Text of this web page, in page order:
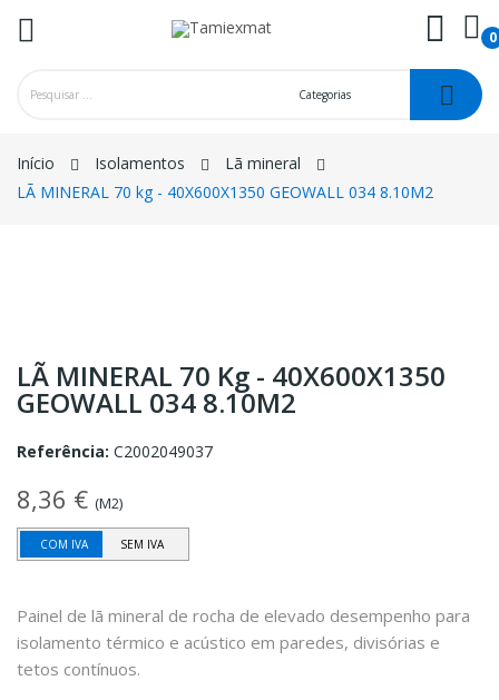
0
Início Isolamentos
Lã mineral
LÃ MINERAL 70 kg - 40X600X1350 GEOWALL 034 8.10M2
LÃ MINERAL 70 Kg - 40X600X1350
GEOWALL 034 8.10M2
Referência: C2002049037
8,36 € (M2)
COM IVA SEM IVA
Painel de lã mineral de rocha de elevado desempenho para
isolamento térmico e acústico em paredes, divisórias e
tetos contínuos.